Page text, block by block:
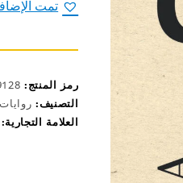
الوحش
تمت
رمز المنتج:
التصنيف: روايات
العلامة التجارية: